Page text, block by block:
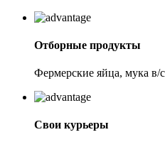
Отборные продукты
Фермерские яйца, мука в/
Свои курьеры